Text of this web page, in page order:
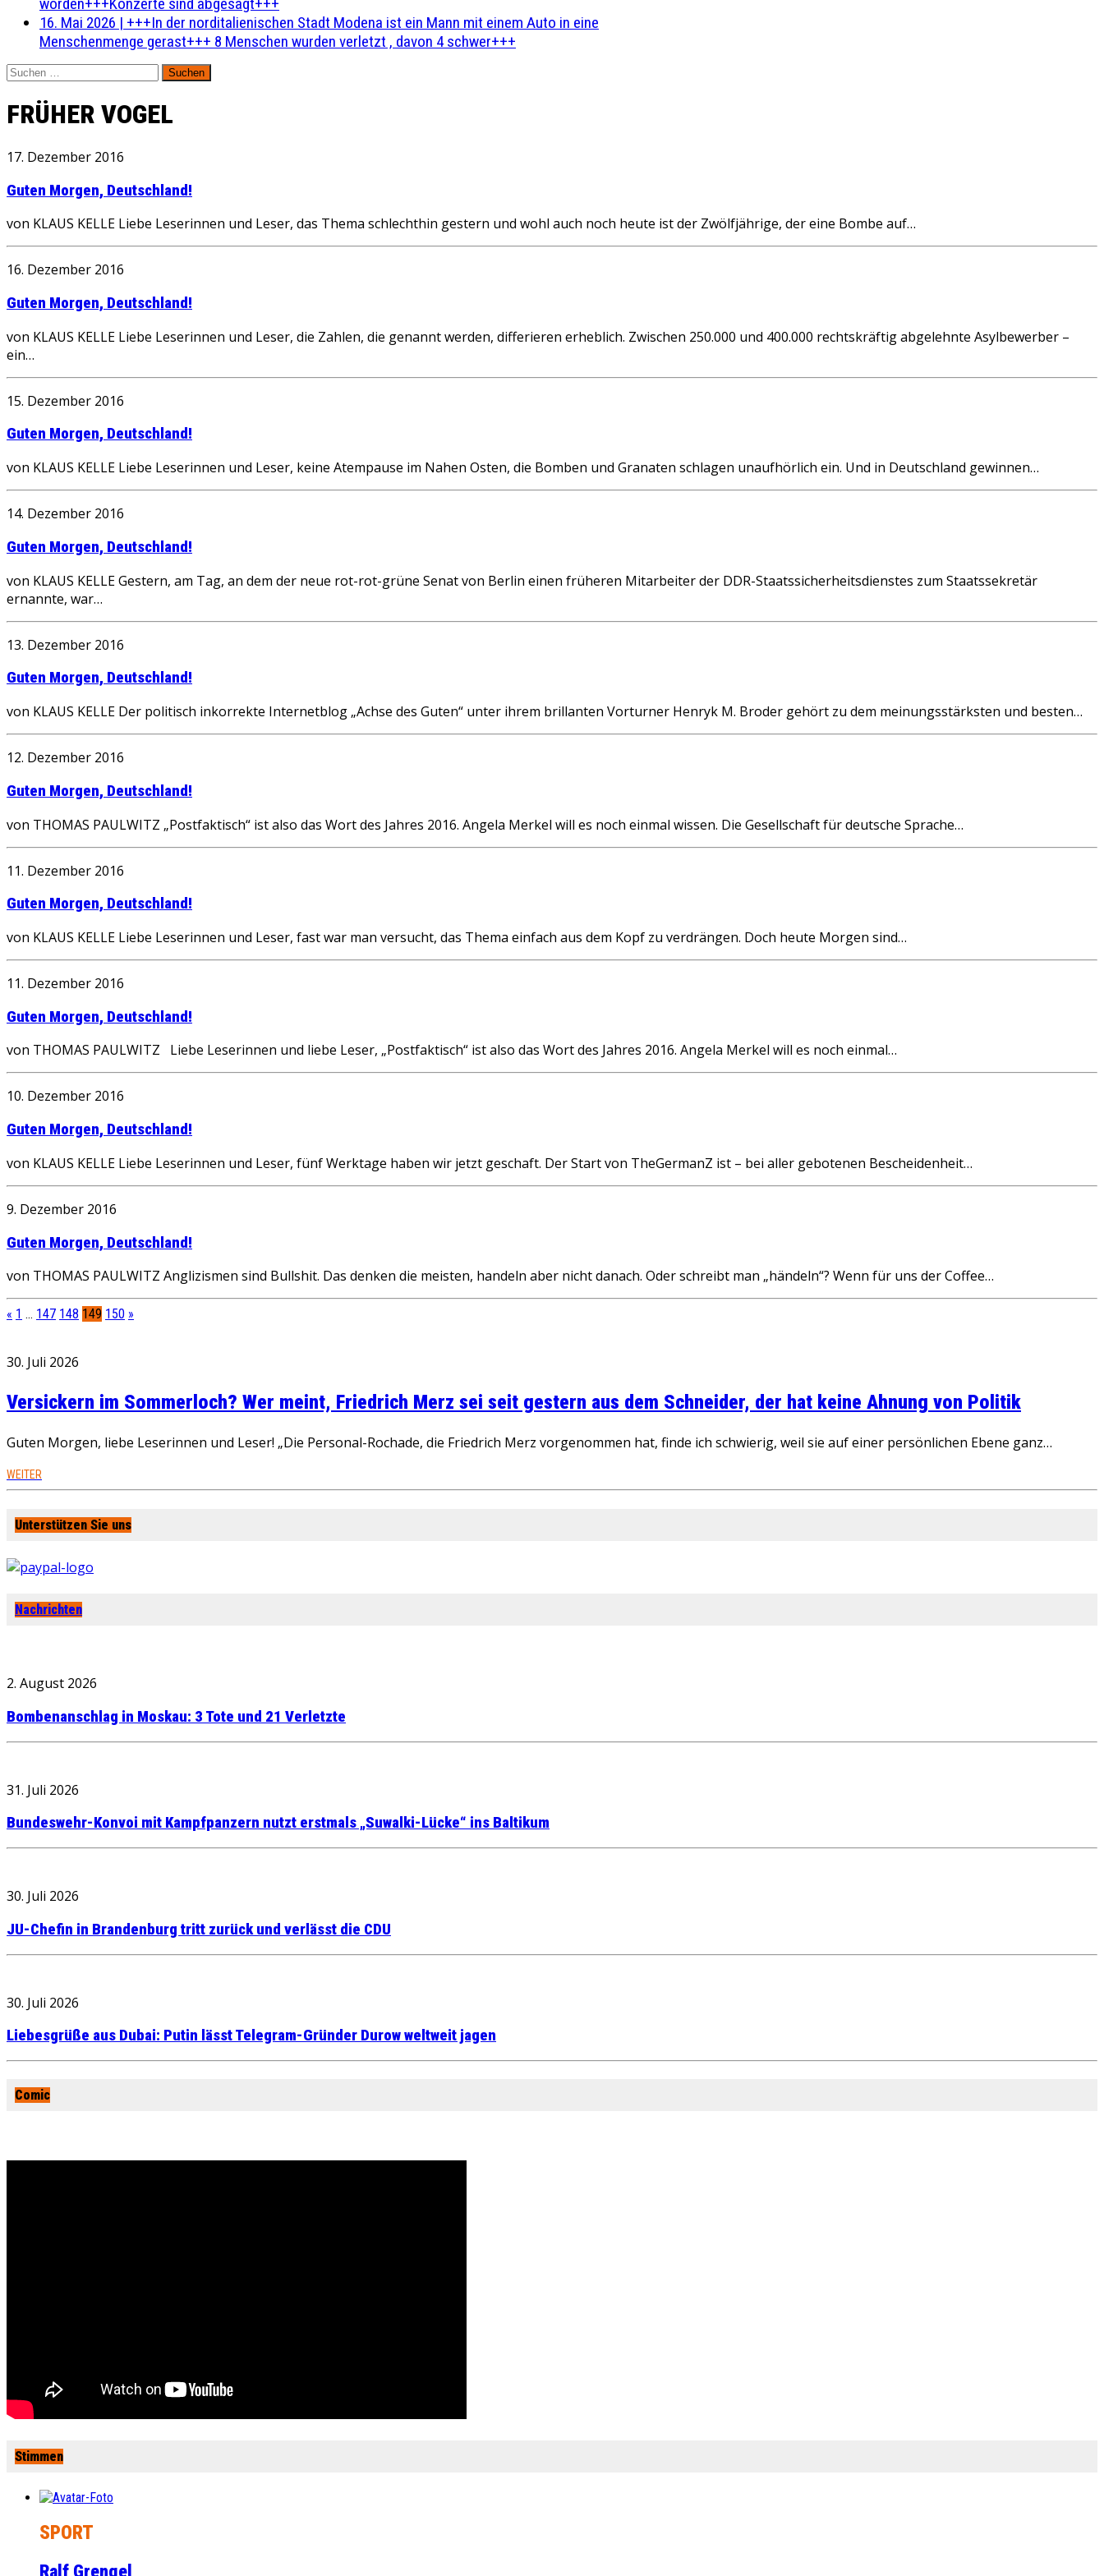
16. Mai 2026 | +++In der norditalienischen Stadt Modena ist ein Mann mit einem Auto in eine
Menschenmenge gerast+++ 8 Menschen wurden verletzt , davon 4 schwer+++
Suchen
nach:
FRÜHER VOGEL
17. Dezember 2016
Guten Morgen, Deutschland!
von KLAUS KELLE Liebe Leserinnen und Leser, das Thema schlechthin gestern und wohl auch noch heute ist der Zwölfjährige, der eine Bombe auf…
16. Dezember 2016
Guten Morgen, Deutschland!
von KLAUS KELLE Liebe Leserinnen und Leser, die Zahlen, die genannt werden, differieren erheblich. Zwischen 250.000 und 400.000 rechtskräftig abgelehnte Asylbewerber –
ein…
15. Dezember 2016
Guten Morgen, Deutschland!
von KLAUS KELLE Liebe Leserinnen und Leser, keine Atempause im Nahen Osten, die Bomben und Granaten schlagen unaufhörlich ein. Und in Deutschland gewinnen…
14. Dezember 2016
Guten Morgen, Deutschland!
von KLAUS KELLE Gestern, am Tag, an dem der neue rot-rot-grüne Senat von Berlin einen früheren Mitarbeiter der DDR-Staatssicherheitsdienstes zum Staatssekretär
ernannte, war…
13. Dezember 2016
Guten Morgen, Deutschland!
von KLAUS KELLE Der politisch inkorrekte Internetblog „Achse des Guten“ unter ihrem brillanten Vorturner Henryk M. Broder gehört zu dem meinungsstärksten und besten…
12. Dezember 2016
Guten Morgen, Deutschland!
von THOMAS PAULWITZ „Postfaktisch“ ist also das Wort des Jahres 2016. Angela Merkel will es noch einmal wissen. Die Gesellschaft für deutsche Sprache…
11. Dezember 2016
Guten Morgen, Deutschland!
von KLAUS KELLE Liebe Leserinnen und Leser, fast war man versucht, das Thema einfach aus dem Kopf zu verdrängen. Doch heute Morgen sind…
11. Dezember 2016
Guten Morgen, Deutschland!
von THOMAS PAULWITZ Liebe Leserinnen und liebe Leser, „Postfaktisch“ ist also das Wort des Jahres 2016. Angela Merkel will es noch einmal…
10. Dezember 2016
Guten Morgen, Deutschland!
von KLAUS KELLE Liebe Leserinnen und Leser, fünf Werktage haben wir jetzt geschaft. Der Start von TheGermanZ ist – bei aller gebotenen Bescheidenheit…
9. Dezember 2016
Guten Morgen, Deutschland!
von THOMAS PAULWITZ Anglizismen sind Bullshit. Das denken die meisten, handeln aber nicht danach. Oder schreibt man „händeln“? Wenn für uns der Coffee…
« 1 … 147 148 149 150 »
30. Juli 2026
Versickern im Sommerloch? Wer meint, Friedrich Merz sei seit gestern aus dem Schneider, der hat keine Ahnung von Politik
Guten Morgen, liebe Leserinnen und Leser! „Die Personal-Rochade, die Friedrich Merz vorgenommen hat, finde ich schwierig, weil sie auf einer persönlichen Ebene ganz…
WEITER
Unterstützen Sie uns
Nachrichten
2. August 2026
Bombenanschlag in Moskau: 3 Tote und 21 Verletzte
31. Juli 2026
Bundeswehr-Konvoi mit Kampfpanzern nutzt erstmals „Suwalki-Lücke“ ins Baltikum
30. Juli 2026
JU-Chefin in Brandenburg tritt zurück und verlässt die CDU
30. Juli 2026
Liebesgrüße aus Dubai: Putin lässt Telegram-Gründer Durow weltweit jagen
Comic
Stimmen
SPORT
Ralf Grengel